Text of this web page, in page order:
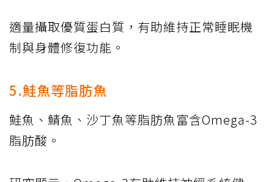
適量攝取優質蛋白質，有助維持正常睡眠機
制與身體修復功能。
5.鮭魚等脂肪魚
鮭魚、鯖魚、沙丁魚等脂肪魚富含Omega-3
脂肪酸。